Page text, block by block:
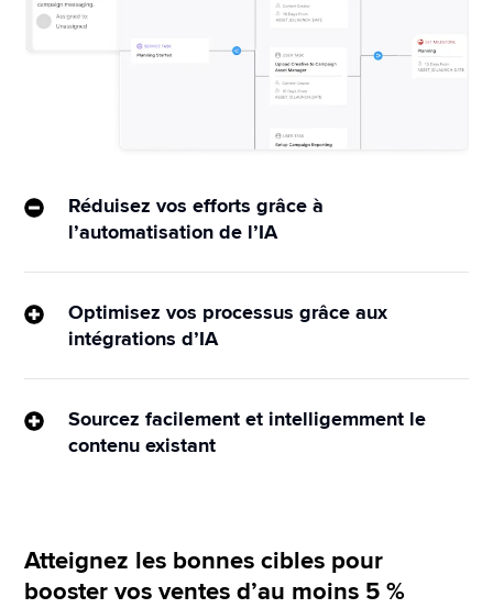
Réduisez vos efforts grâce à
l’automatisation de l’IA
Exploitez les workflows automatisés intuitifs et
une collaboration contextuelle qui réduit le temps
et les coûts de production.
Optimisez vos processus grâce aux
intégrations d’IA
Configurez des tableaux de bord agiles
automatiser facilement le contenu et les tâches.
Sourcez facilement et intelligemment le
contenu existant
Atteignez les bonnes cibles pour
booster vos ventes d’au moins 5 %